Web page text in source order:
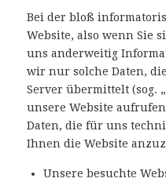
Bei der bloß
Website, also wenn Sie
uns anderweitig
wir nur solche Daten,
Server übermittelt (sog.
unsere Website
Daten, die für uns
Ihnen die Website
Unsere besuchte